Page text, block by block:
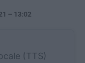
– 13:02
(TTS)